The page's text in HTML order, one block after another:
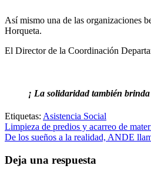
Así mismo una de las organizaciones
Horqueta.
El Director de la Coordinación
¡ La solidaridad también
Etiquetas: Asistencia Social
Navegación
de
entradas
Limpieza de predios y acarreo de
De los sueños a la realidad, ANDE
Deja una respuesta